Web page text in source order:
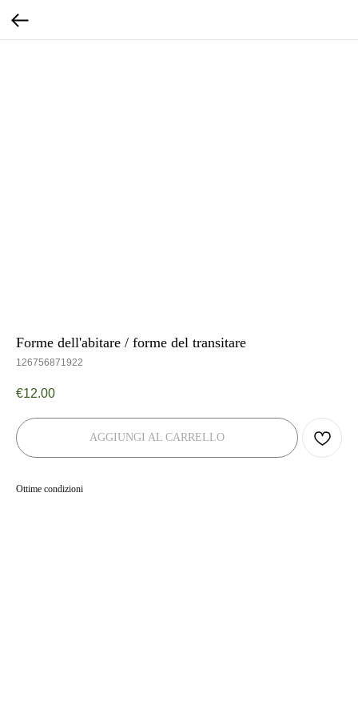
Forme dell'abitare / forme del transitare
126756871922
€12.00
AGGIUNGI AL CARRELLO
Ottime condizioni